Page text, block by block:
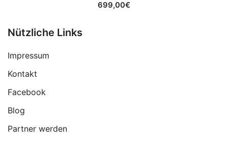
699,00€
Nützliche Links
Impressum
Kontakt
Facebook
Blog
Partner werden